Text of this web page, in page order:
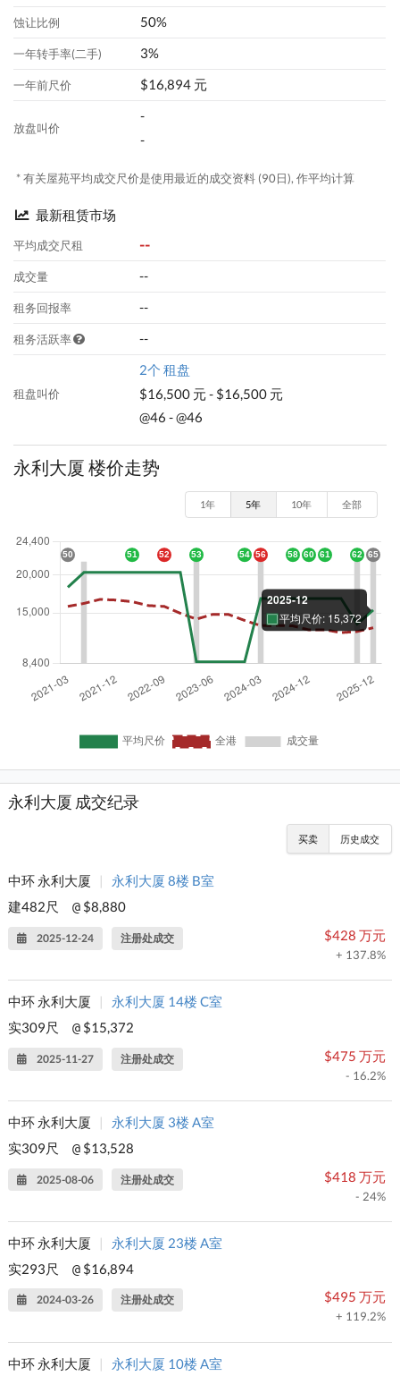
蚀让比例 50%
一年转手率(二手) 3%
一年前尺价 $16,894 元
放盘叫价
-
-
* 有关屋苑平均成交尺价是使用最近的成交资料 (90日), 作平均计算
最新租赁市场
平均成交尺租 --
成交量 --
租务回报率 --
租务活跃率 --
租盘叫价
2个 租盘
$16,500 元 - $16,500 元
@46 - @46
永利大厦 楼价走势
1年 5年 10年 全部
永利大厦 成交纪录
买卖 历史成交
中环 永利大厦 |
永利大厦 8楼 B室
建482尺
@ $8,880
2025-12-24 注册处成交 $428 万元
+ 137.8%
中环 永利大厦 |
永利大厦 14楼 C室
实309尺
@ $15,372
2025-11-27 注册处成交 $475 万元
- 16.2%
中环 永利大厦 |
永利大厦 3楼 A室
实309尺
@ $13,528
2025-08-06 注册处成交 $418 万元
- 24%
中环 永利大厦 |
永利大厦 23楼 A室
实293尺
@ $16,894
2024-03-26 注册处成交 $495 万元
+ 119.2%
中环 永利大厦 | 永利大厦 10楼 A室